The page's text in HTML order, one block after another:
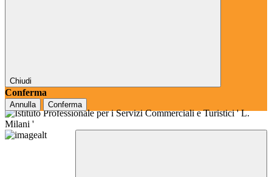
Chiudi
Conferma
Annulla Conferma